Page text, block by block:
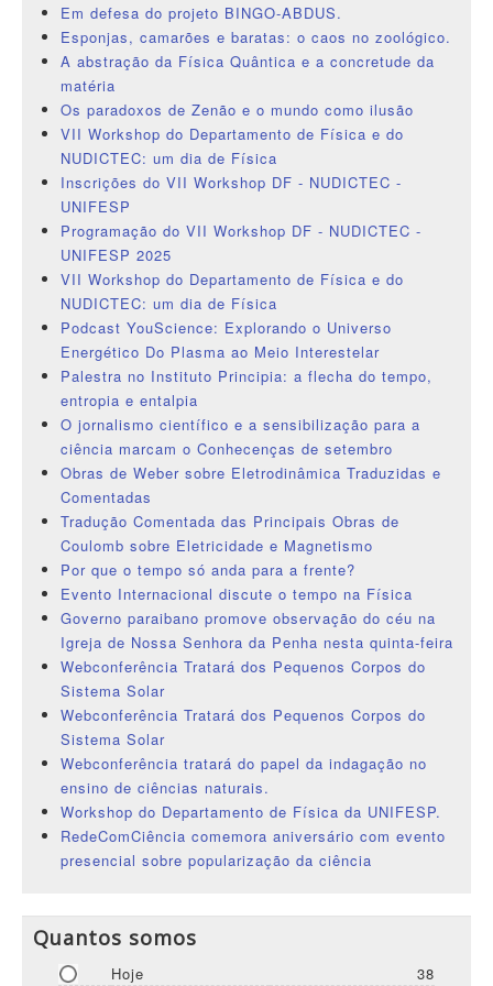
Em defesa do projeto BINGO-ABDUS.
Esponjas, camarões e baratas: o caos no zoológico.
A abstração da Física Quântica e a concretude da
matéria
Os paradoxos de Zenão e o mundo como ilusão
VII Workshop do Departamento de Física e do
NUDICTEC: um dia de Física
Inscrições do VII Workshop DF - NUDICTEC -
UNIFESP
Programação do VII Workshop DF - NUDICTEC -
UNIFESP 2025
VII Workshop do Departamento de Física e do
NUDICTEC: um dia de Física
Podcast YouScience: Explorando o Universo
Energético Do Plasma ao Meio Interestelar
Palestra no Instituto Principia: a flecha do tempo,
entropia e entalpia
O jornalismo científico e a sensibilização para a
ciência marcam o Conhecenças de setembro
Obras de Weber sobre Eletrodinâmica Traduzidas e
Comentadas
Tradução Comentada das Principais Obras de
Coulomb sobre Eletricidade e Magnetismo
Por que o tempo só anda para a frente?
Evento Internacional discute o tempo na Física
Governo paraibano promove observação do céu na
Igreja de Nossa Senhora da Penha nesta quinta-feira
Webconferência Tratará dos Pequenos Corpos do
Sistema Solar
Webconferência Tratará dos Pequenos Corpos do
Sistema Solar
Webconferência tratará do papel da indagação no
ensino de ciências naturais.
Workshop do Departamento de Física da UNIFESP.
RedeComCiência comemora aniversário com evento
presencial sobre popularização da ciência
Quantos somos
Hoje
38